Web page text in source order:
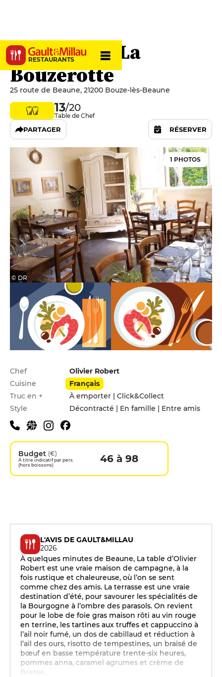
RESTAURANTS
Restaurant La
Bouzerotte
25 route de Beaune, 21200 Bouze-lès-Beaune
13/20
Table de Chef
PARTAGER RÉSERVER
© DR
1 PHOTOS
Infos pratiques
Chef
Olivier Robert
Cuisine
Français
Truc en +
À emporter | Click&Collect
Style
Décontracté | En famille | Entre amis
Budget (€)
A titre indicatif par pers.
(hors boissons)
46 à 98
L'AVIS DE GAULT&MILLAU
2026
À quelques minutes de Beaune, La table d’Olivier
Robert est une vraie maison de campagne, à la
fois rustique et chaleureuse, où l’on se sent
comme chez des amis. La terrasse est une vraie
destination d’été, pour savourer les spécialités de
la Bourgogne à l’ombre des parasols. On revient
pour le lobe de foie gras maison rôti au vin rouge
en terrine, les tartines aux truffes et cappuccino à
l’ail noir fumé, un dos de cabillaud et réduction à
l’ail des ours, risotto de tempestines, un braisé de
bœuf en basse température trente-six heures,
pommes anna, caramel agrumes et crème de
Bresse.